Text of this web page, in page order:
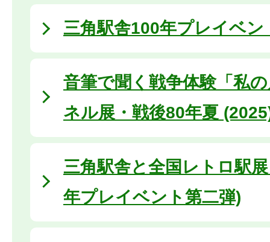
三角駅舎100年プレイベン
音筆で聞く戦争体験「私
ネル展・戦後80年夏
三角駅舎と全国レトロ駅
年プレイベント第二弾)